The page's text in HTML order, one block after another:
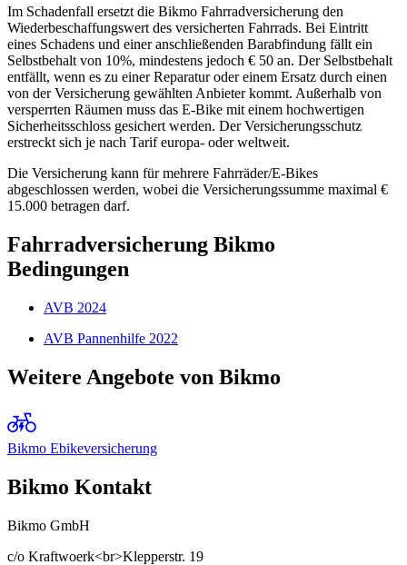
Im Schadenfall ersetzt die Bikmo Fahrradversicherung den
Wiederbeschaffungswert des versicherten Fahrrads. Bei Eintritt
eines Schadens und einer anschließenden Barabfindung fällt ein
Selbstbehalt von 10%, mindestens jedoch € 50 an. Der Selbstbehalt
entfällt, wenn es zu einer Reparatur oder einem Ersatz durch einen
von der Versicherung gewählten Anbieter kommt. Außerhalb von
versperrten Räumen muss das E-Bike mit einem hochwertigen
Sicherheitsschloss gesichert werden. Der Versicherungsschutz
erstreckt sich je nach Tarif europa- oder weltweit.
Die Versicherung kann für mehrere Fahrräder/E-Bikes
abgeschlossen werden, wobei die Versicherungssumme maximal €
15.000 betragen darf.
Fahrradversicherung Bikmo
Bedingungen
AVB 2024
AVB Pannenhilfe 2022
Weitere Angebote von Bikmo
Bikmo Ebikeversicherung
Bikmo Kontakt
Bikmo GmbH
c/o Kraftwoerk<br>Klepperstr. 19